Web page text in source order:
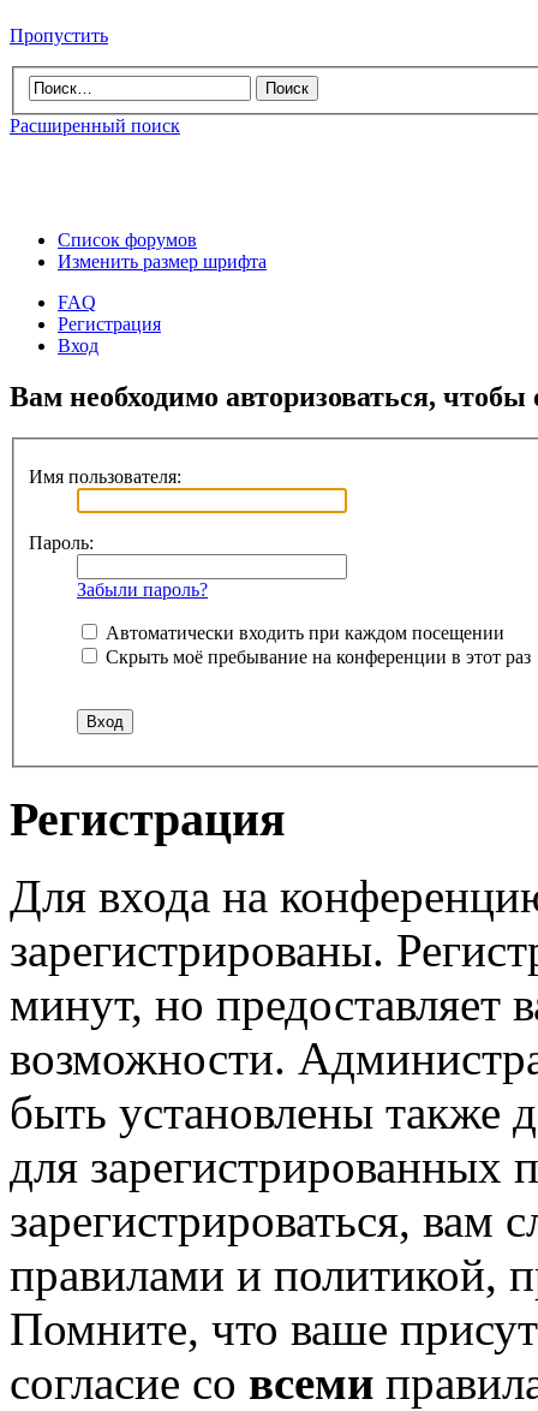
Пропустить
Расширенный поиск
Список форумов
Изменить размер шрифта
FAQ
Регистрация
Вход
Вам необходимо авторизоваться,
Имя пользователя:
Пароль:
Забыли пароль?
Автоматически входить при каждом посещении
Скрыть моё пребывание на конференции в этот раз
Регистрация
Для входа на
зарегистрированы.
минут, но предоставляет
возможности.
быть установлены также
для зарегистрированных
зарегистрироваться, вам
правилами и политикой,
Помните, что ваше
согласие со всеми